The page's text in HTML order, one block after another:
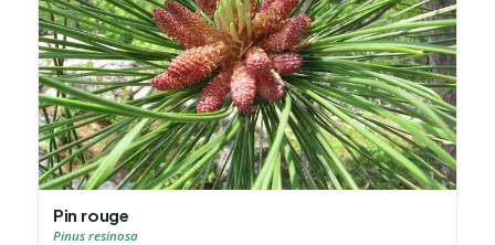
Pin rouge
Pinus resinosa